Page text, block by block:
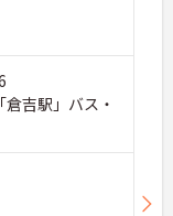
す
図る
風通
め
吉駅」バス・